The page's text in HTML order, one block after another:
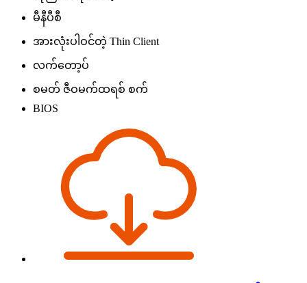
မီနီပီစီ
အားလုံးပါဝင်တဲ့ Thin Client
လက်တော့ပ်
စမတ် ဇီဝမက်ထရစ် စက်
BIOS